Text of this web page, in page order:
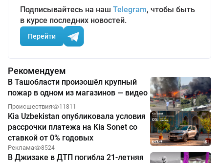
Подписывайтесь на наш Telegram, чтобы быть
в курсе последних новостей.
Перейти
Рекомендуем
В Ташобласти произошёл крупный
пожар в одном из магазинов — видео
Происшествия 11811
Kia Uzbekistan опубликовала условия
рассрочки платежа на Kia Sonet со
ставкой от 0% годовых
Реклама 8524
В Джизаке в ДТП погибла 21-летняя